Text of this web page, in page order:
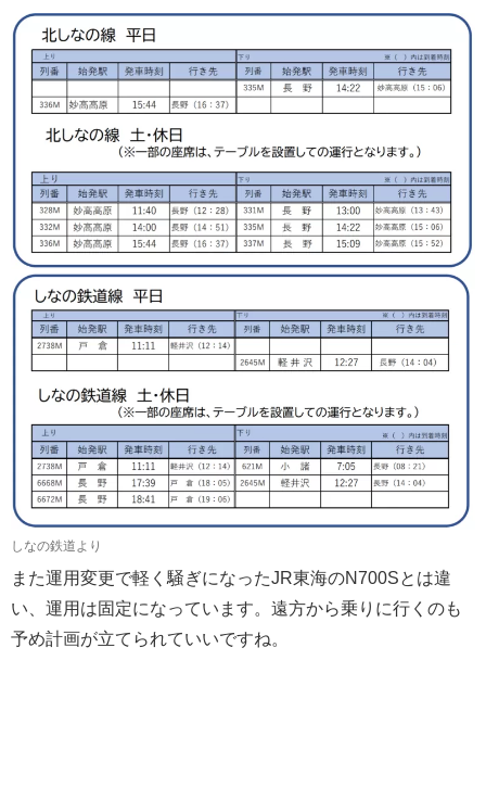
しなの鉄道より
また運用変更で軽く騒ぎになったJR東海のN700Sとは違
い、運用は固定になっています。遠方から乗りに行くのも
予め計画が立てられていいですね。